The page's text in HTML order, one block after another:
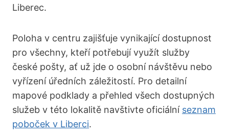
Liberec.
Poloha v centru zajišťuje vynikající dostupnost
pro všechny, kteří potřebují využít služby
české pošty, ať už jde o osobní návštěvu nebo
vyřízení úředních záležitostí. Pro detailní
mapové podklady a přehled všech dostupných
služeb v této lokalitě navštivte oficiální seznam
poboček v Liberci.